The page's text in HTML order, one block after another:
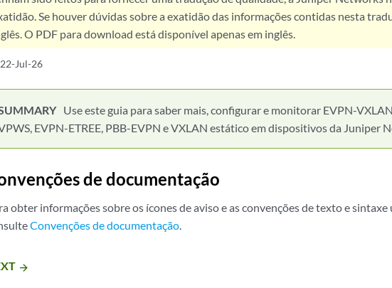
Se houver dúvidas sobre a exatidão das informações contidas nesta
O PDF para download está disponível apenas em inglês.
22-Jul-26
Use este guia para saber mais, configurar e monitorar EVPN-
EVPN-ETREE, PBB-EVPN e VXLAN estático em dispositivos da Juniper
de documentação
obter informações sobre os ícones de aviso e as convenções de texto e
Convenções de documentação.
arrow_forward